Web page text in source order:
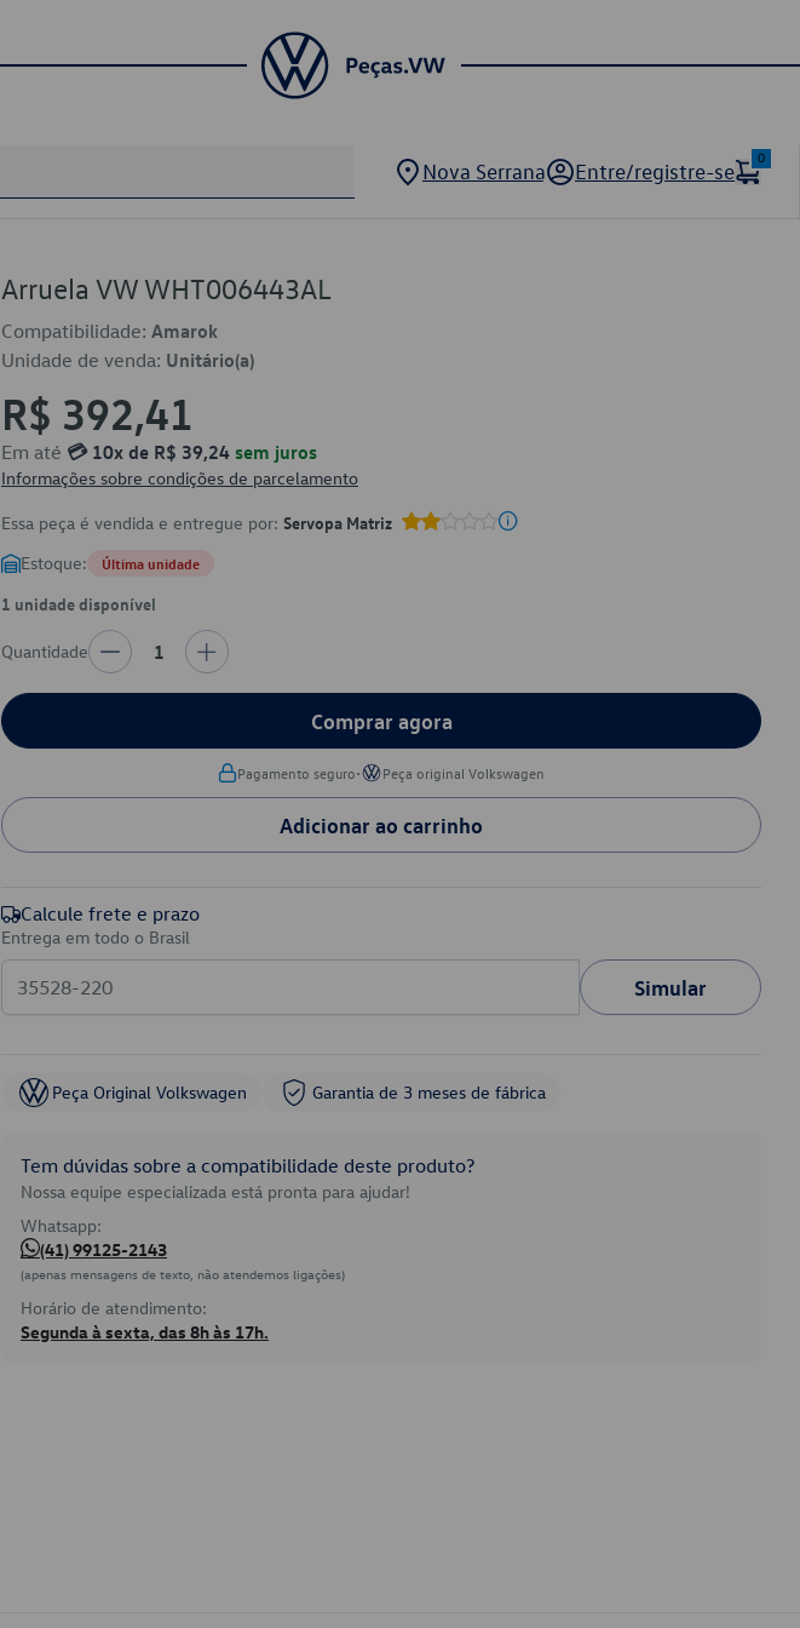
Nova Serrana Entre/registre-se
0
Arruela VW WHT006443AL
Compatibilidade: Amarok
Unidade de venda: Unitário(a)
R$ 392,41
Em até 💳 10x de R$ 39,24 sem juros
Informações sobre condições de parcelamento
Essa peça é vendida e entregue por: Servopa Matriz
Estoque: Última unidade
1 unidade disponível
Quantidade 1
Comprar agora
Pagamento seguro• Peça original Volkswagen
Adicionar ao carrinho
Calcule frete e prazo
Entrega em todo o Brasil
Simular
Peça Original Volkswagen Garantia de 3 meses de fábrica
Tem dúvidas sobre a compatibilidade deste produto?
Nossa equipe especializada está pronta para ajudar!
Whatsapp:
(41) 99125-2143
(apenas mensagens de texto, não atendemos ligações)
Horário de atendimento:
Segunda à sexta, das 8h às 17h.